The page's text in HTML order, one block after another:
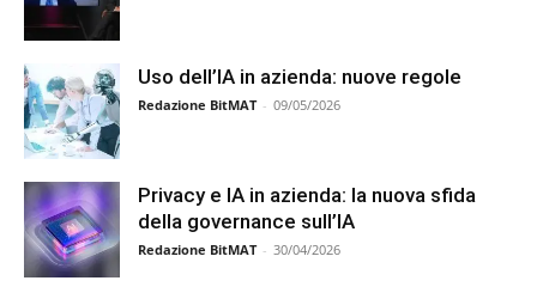
Uso dell’IA in azienda: nuove regole
Redazione BitMAT - 09/05/2026
Privacy e IA in azienda: la nuova sfida
della governance sull’IA
Redazione BitMAT - 30/04/2026